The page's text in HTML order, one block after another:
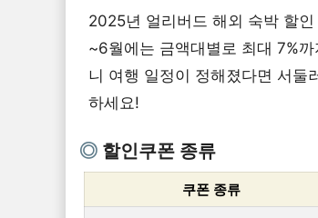
2025년 얼리버드 해외 숙박 할
~6월에는 금액대별로 최대 7%
니 여행 일정이 정해졌다면 서둘
하세요!
할인쿠폰 종류
쿠폰 종류